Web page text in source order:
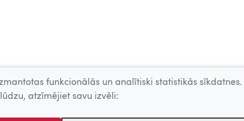
funkcionālās un analītiski statistikās sīkdatnes.
atzīmējiet savu izvēli: